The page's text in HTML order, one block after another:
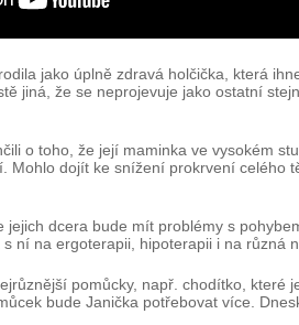
jako úplně zdravá holčička, která
jiná, že se neprojevuje jako ostatní
o toho, že její maminka ve vysokém
Mohlo dojít ke snížení prokrvení celého
jejich dcera bude mít problémy s
ní na ergoterapii, hipoterapii i na
pomůcky, např. chodítko,
bude Janička potřebovat více.